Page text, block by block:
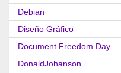
Debian
Diseño Gráfico
Document Freedom Day
DonaldJohanson